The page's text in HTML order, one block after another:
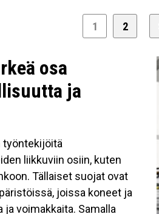
1 2
osa
ja
työntekijöitä
liikkuviin osiin, kuten
Tällaiset suojat ovat
joissa koneet ja
voimakkaita. Samalla